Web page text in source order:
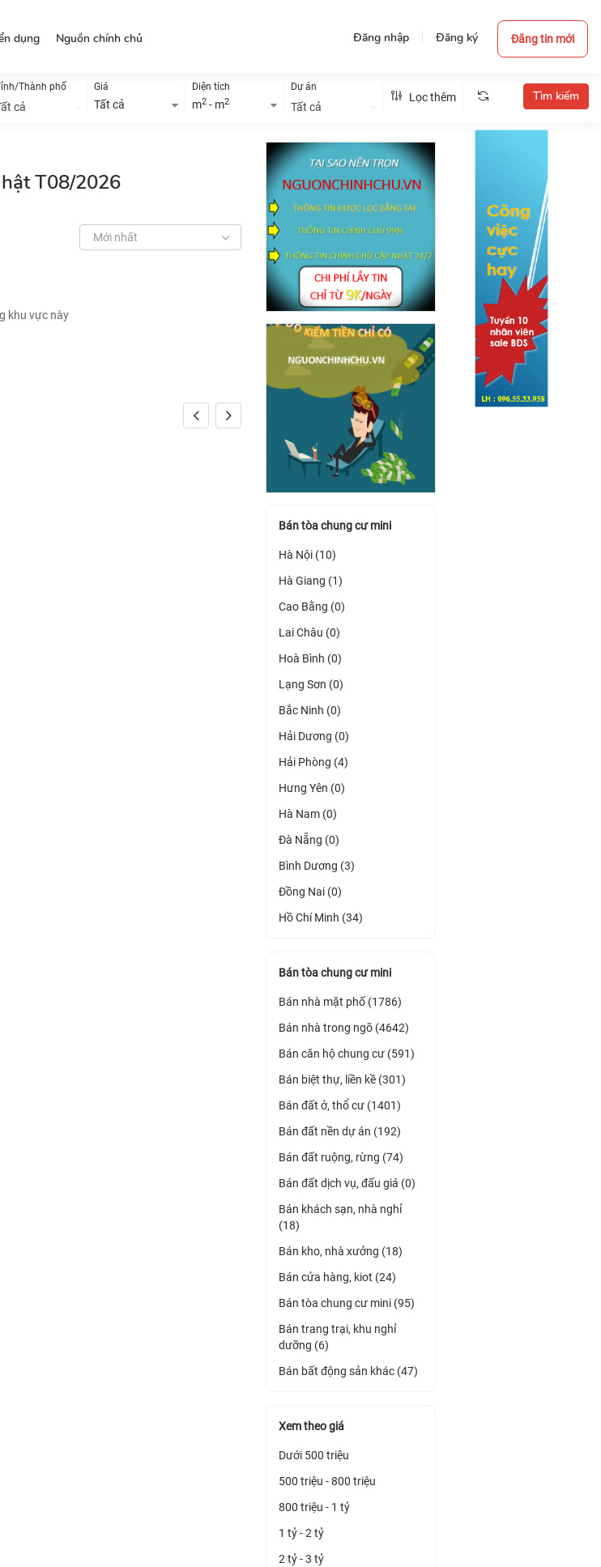
Đăng nhập Đăng ký Đăng tin mới
dụng Nguồn chính chủ
Thành phố
cả
Giá
Tất cả
Diện tích
m2 - m2
Dự án
Tất cả
Lọc thêm
T08/2026
Mới nhất
khu vực này
Bán tòa chung cư mini
Hà Nội (10)
Hà Giang (1)
Cao Bằng (0)
Lai Châu (0)
Hoà Bình (0)
Lạng Sơn (0)
Bắc Ninh (0)
Hải Dương (0)
Hải Phòng (4)
Hưng Yên (0)
Hà Nam (0)
Đà Nẵng (0)
Bình Dương (3)
Đồng Nai (0)
Hồ Chí Minh (34)
Bán tòa chung cư mini
Bán nhà mặt phố (1786)
Bán nhà trong ngõ (4642)
Bán căn hộ chung cư (591)
Bán biệt thự, liền kề (301)
Bán đất ở, thổ cư (1401)
Bán đất nền dự án (192)
Bán đất ruộng, rừng (74)
Bán đất dịch vụ, đấu giá (0)
Bán khách sạn, nhà nghỉ
(18)
Bán kho, nhà xưởng (18)
Bán cửa hàng, kiot (24)
Bán tòa chung cư mini (95)
Bán trang trại, khu nghỉ
dưỡng (6)
Bán bất động sản khác (47)
Xem theo giá
Dưới 500 triệu
500 triệu - 800 triệu
800 triệu - 1 tỷ
1 tỷ - 2 tỷ
2 tỷ - 3 tỷ